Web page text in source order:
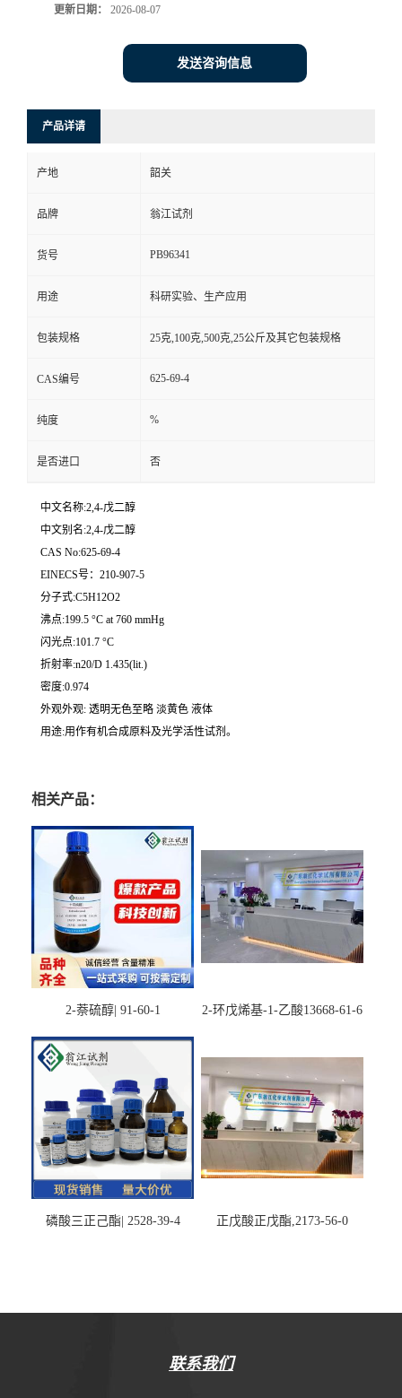
更新日期： 2026-08-07
发送咨询信息
产品详请
产地 韶关
品牌 翁江试剂
货号 PB96341
用途 科研实验、生产应用
包装规格 25克,100克,500克,25公斤及其它包装规格
CAS编号 625-69-4
纯度 %
是否进口 否
中文名称:2,4-戊二醇
中文别名:2,4-戊二醇
CAS No:625-69-4
EINECS号：210-907-5
分子式:C5H12O2
沸点:199.5 °C at 760 mmHg
闪光点:101.7 °C
折射率:n20/D 1.435(lit.)
密度:0.974
外观外观: 透明无色至略 淡黄色 液体
用途:用作有机合成原料及光学活性试剂。
相关产品：
2-萘硫醇| 91-60-1 2-环戊烯基-1-乙酸13668-61-6
磷酸三正己酯| 2528-39-4 正戊酸正戊酯,2173-56-0
联系我们